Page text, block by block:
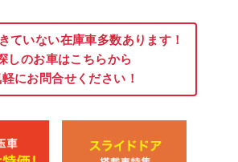
ていない在庫車多数あります！
しのお車はこちらから
にお問合せください！